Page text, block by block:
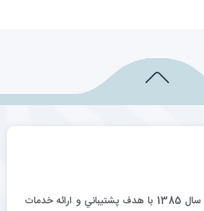
مجموعه آدنا صنعت از سال 1385 با هدف پشتيباني و ارائه خدمات